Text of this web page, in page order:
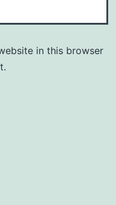
in this browser